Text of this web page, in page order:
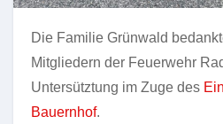
Die Familie Grünwald
Mitgliedern der Feuerwehr
Untersütztung im Zuge des
Bauernhof.